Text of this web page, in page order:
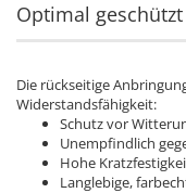
Optimal
Die rückseitige
Widerstandsfähigkeit:
Schutz vor
Unempfindlich
Hohe
Langlebige,